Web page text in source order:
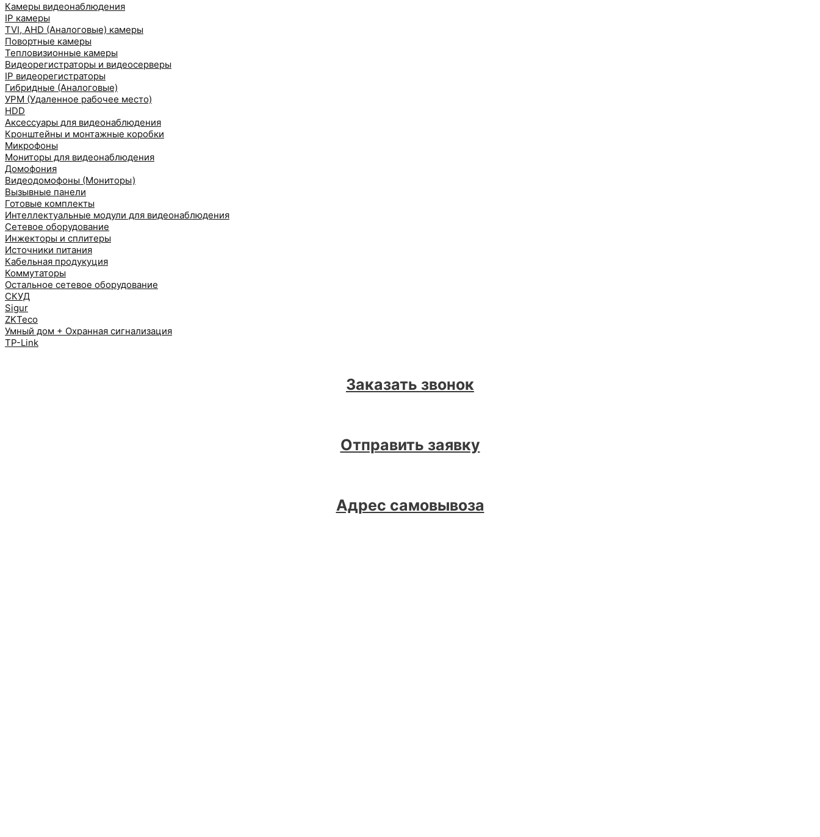
Камеры видеонаблюдения
IP камеры
TVI, AHD (Аналоговые) камеры
Повортные камеры
Тепловизионные камеры
Видеорегистраторы и видеосерверы
IP видеорегистраторы
Гибридные (Аналоговые)
УРМ (Удаленное рабочее место)
HDD
Аксессуары для видеонаблюдения
Кронштейны и монтажные коробки
Микрофоны
Мониторы для видеонаблюдения
Домофония
Видеодомофоны (Мониторы)
Вызывные панели
Готовые комплекты
Интеллектуальные модули для видеонаблюдения
Сетевое оборудование
Инжекторы и сплитеры
Источники питания
Кабельная продукуция
Коммутаторы
Остальное сетевое оборудование
СКУД
Sigur
ZKTeco
Умный дом + Охранная сигнализация
TP-Link
Заказать звонок
Отправить заявку
Адрес самовывоза